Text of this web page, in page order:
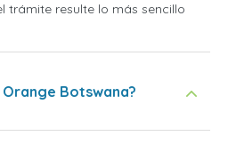
trámite resulte lo más sencillo
Botswana?